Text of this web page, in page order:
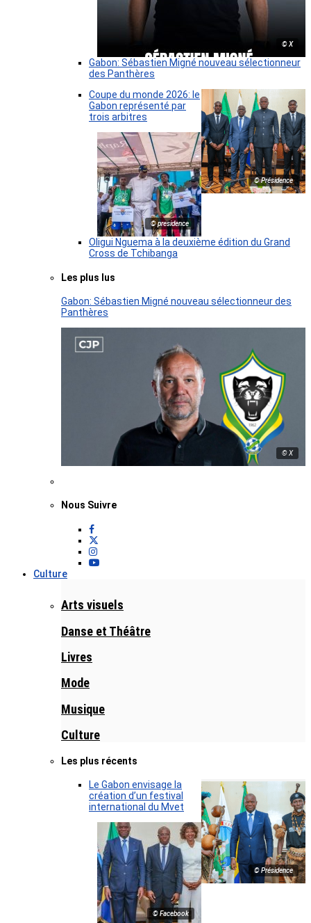
© X
Gabon: Sébastien Migné nouveau sélectionneur
des Panthères
© Présidence
Coupe du monde 2026: le
Gabon représenté par
trois arbitres
© presidence
Oligui Nguema à la deuxième édition du Grand
Cross de Tchibanga
Les plus lus
Gabon: Sébastien Migné nouveau sélectionneur des
Panthères
© X
Nous Suivre
Culture
Arts visuels
Danse et Théâtre
Livres
Mode
Musique
Culture
Les plus récents
© Présidence
Le Gabon envisage la
création d’un festival
international du Mvet
© Facebook